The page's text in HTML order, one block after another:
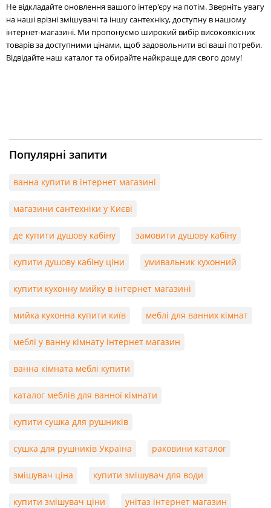
Не відкладайте оновлення вашого інтер'єру на потім. Зверніть увагу
на наші врізні змішувачі та іншу сантехніку, доступну в нашому
інтернет-магазині. Ми пропонуємо широкий вибір високоякісних
товарів за доступними цінами, щоб задовольнити всі ваші потреби.
Відвідайте наш каталог та обирайте найкраще для свого дому!
Популярні запити
ванна купити в інтернет магазині
магазини сантехніки у Києві
де купити душову кабіну замовити душову кабіну
купити душову кабіну ціни умивальник кухонний
купити кухонну мийку в інтернет магазині
мийка кухонна купити київ меблі для ванних кімнат
меблі у ванну кімнату інтернет магазин
ванна кімната меблі купити
каталог меблів для ванної кімнати
купити сушка для рушників
сушка для рушників Україна раковини каталог
змішувач ціна купити змішувач для води
купити змішувач ціни унітаз інтернет магазин